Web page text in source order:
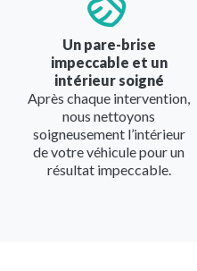
Un pare-brise
impeccable et un
intérieur soigné
Après chaque intervention,
nous nettoyons
soigneusement l’intérieur
de votre véhicule pour un
résultat impeccable.